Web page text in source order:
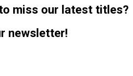
miss our latest titles?
newsletter!